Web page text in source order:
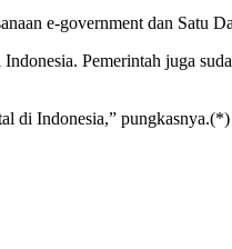
e-government dan Satu
Pemerintah juga
di Indonesia,” pungkasnya.(*)